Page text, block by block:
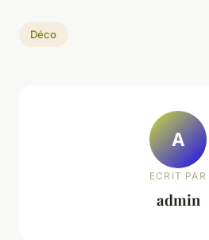
Déco
A
ECRIT PAR
admin